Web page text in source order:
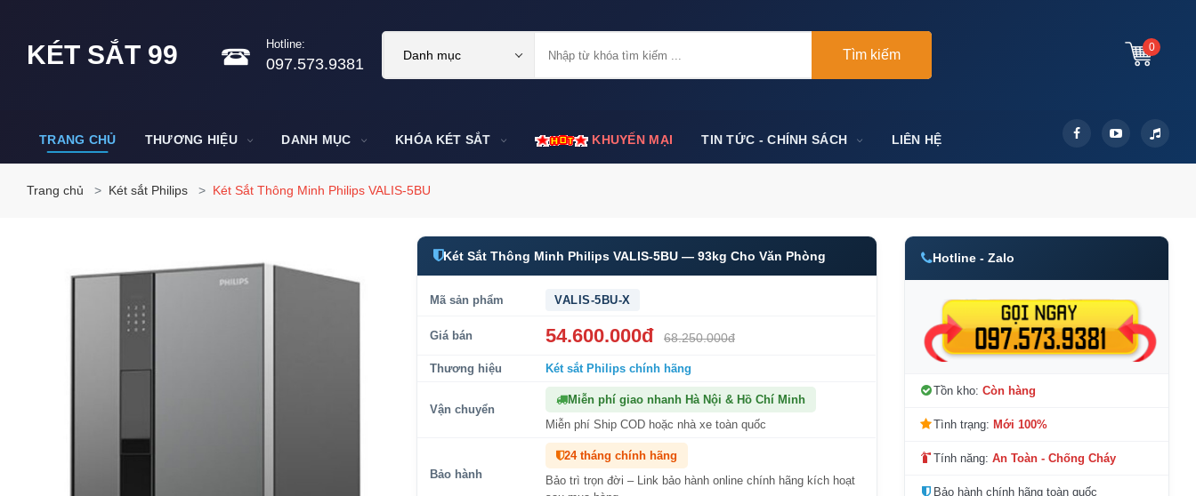
KÉT SẮT 99 Hotline:
097.573.9381
0
Danh mục Tìm kiếm
TRANG CHỦ THƯƠNG HIỆU DANH MỤC KHÓA KÉT SẮT KHUYẾN MẠI TIN TỨC - CHÍNH SÁCH LIÊN HỆ
Trang chủ Két sắt Philips Két Sắt Thông Minh Philips VALIS-5BU
Két Sắt Thông Minh Philips VALIS-5BU — 93kg Cho Văn Phòng
Mã sản phẩm VALIS-5BU-X
Giá bán 54.600.000đ 68.250.000đ
Thương hiệu Két sắt Philips chính hãng
Vận chuyển
Miễn phí giao nhanh Hà Nội & Hồ Chí Minh
Miễn phí Ship COD hoặc nhà xe toàn quốc
Bảo hành
24 tháng chính hãng
Bảo trì trọn đời – Link bảo hành online chính hãng kích hoạt
Hotline - Zalo
Tồn kho: Còn hàng
Tình trạng: Mới 100%
Tính năng: An Toàn - Chống Cháy
Bảo hành chính hãng toàn quốc